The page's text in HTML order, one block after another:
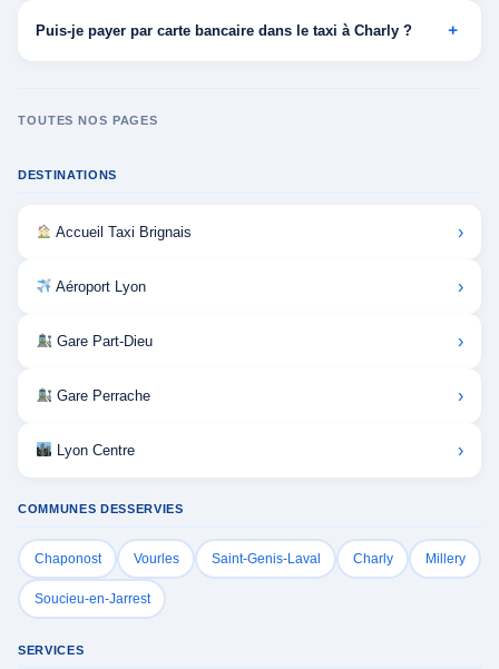
Puis-je payer par carte bancaire dans le taxi à Charly ?
TOUTES NOS PAGES
DESTINATIONS
Accueil Taxi Brignais ›
Aéroport Lyon ›
Gare Part-Dieu ›
Gare Perrache ›
Lyon Centre ›
COMMUNES DESSERVIES
Chaponost Vourles Saint-Genis-Laval Charly Millery
Soucieu-en-Jarrest
SERVICES